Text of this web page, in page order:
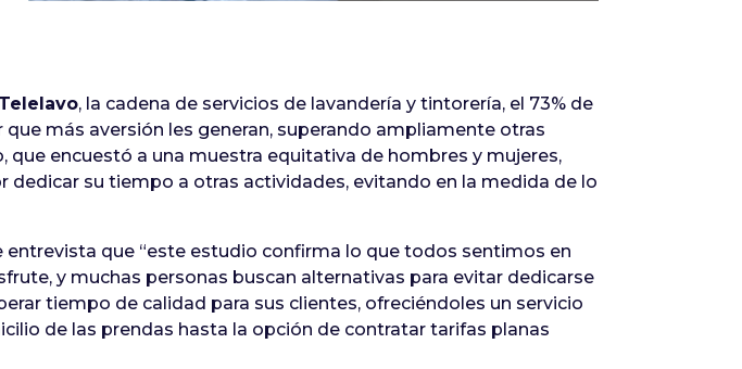
Telelavo, la cadena de servicios de lavandería y tintorería, el 73% de
más aversión les generan, superando ampliamente otras
encuestó a una muestra equitativa de hombres y mujeres,
su tiempo a otras actividades, evitando en la medida de lo
entrevista que “este estudio confirma lo que todos sentimos en
y muchas personas buscan alternativas para evitar dedicarse
tiempo de calidad para sus clientes, ofreciéndoles un servicio
de las prendas hasta la opción de contratar tarifas planas